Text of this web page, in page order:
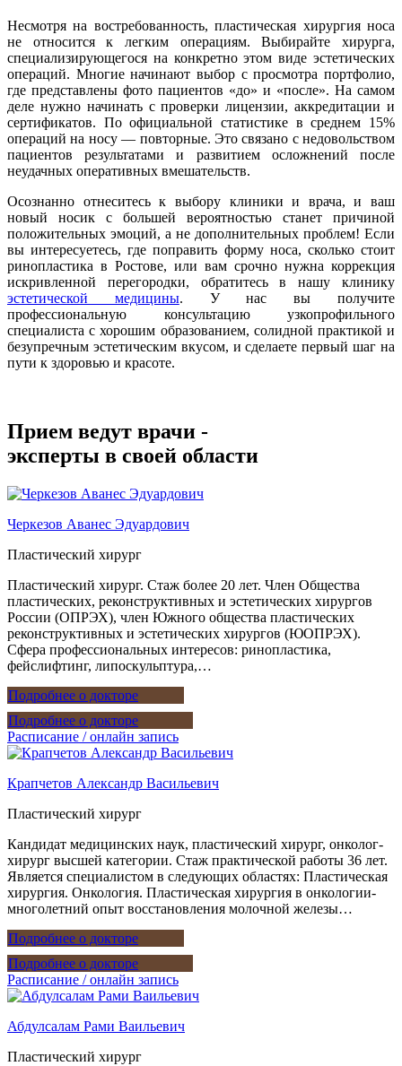
Несмотря на востребованность, пластическая хирургия носа
не относится к легким операциям. Выбирайте хирурга,
специализирующегося на конкретно этом виде эстетических
операций. Многие начинают выбор с просмотра портфолио,
где представлены фото пациентов «до» и «после». На самом
деле нужно начинать с проверки лицензии, аккредитации и
сертификатов. По официальной статистике в среднем 15%
операций на носу — повторные. Это связано с недовольством
пациентов результатами и развитием осложнений после
неудачных оперативных вмешательств.
Осознанно отнеситесь к выбору клиники и врача, и ваш
новый носик с большей вероятностью станет причиной
положительных эмоций, а не дополнительных проблем! Если
вы интересуетесь, где поправить форму носа, сколько стоит
ринопластика в Ростове, или вам срочно нужна коррекция
искривленной перегородки, обратитесь в нашу клинику
эстетической медицины. У нас вы получите
профессиональную консультацию узкопрофильного
специалиста с хорошим образованием, солидной практикой и
безупречным эстетическим вкусом, и сделаете первый шаг на
пути к здоровью и красоте.
Прием ведут врачи -
эксперты в своей области
Черкезов Аванес Эдуардович
Пластический хирург
Пластический хирург. Стаж более 20 лет. Член Общества
пластических, реконструктивных и эстетических хирургов
России (ОПРЭХ), член Южного общества пластических
реконструктивных и эстетических хирургов (ЮОПРЭХ).
Сфера профессиональных интересов: ринопластика,
фейслифтинг, липоскульптура,…
Подробнее о докторе
Подробнее о докторе
Расписание / онлайн запись
Крапчетов Александр Васильевич
Пластический хирург
Кандидат медицинских наук, пластический хирург, онколог-
хирург высшей категории. Стаж практической работы 36 лет.
Является специалистом в следующих областях: Пластическая
хирургия. Онкология. Пластическая хирургия в онкологии-
многолетний опыт восстановления молочной железы…
Подробнее о докторе
Подробнее о докторе
Расписание / онлайн запись
Абдулсалам Рами Ваильевич
Пластический хирург